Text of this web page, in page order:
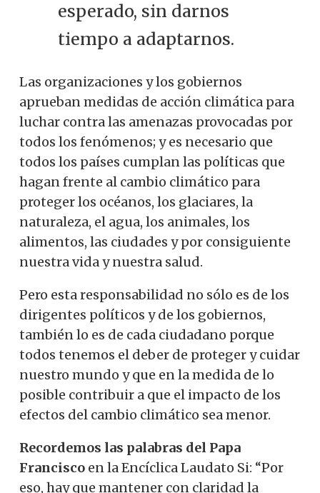
esperado, sin darnos
tiempo a adaptarnos.
Las organizaciones y los gobiernos
aprueban medidas de acción climática para
luchar contra las amenazas provocadas por
todos los fenómenos; y es necesario que
todos los países cumplan las políticas que
hagan frente al cambio climático para
proteger los océanos, los glaciares, la
naturaleza, el agua, los animales, los
alimentos, las ciudades y por consiguiente
nuestra vida y nuestra salud.
Pero esta responsabilidad no sólo es de los
dirigentes políticos y de los gobiernos,
también lo es de cada ciudadano porque
todos tenemos el deber de proteger y cuidar
nuestro mundo y que en la medida de lo
posible contribuir a que el impacto de los
efectos del cambio climático sea menor.
Recordemos las palabras del Papa
Francisco en la Encíclica Laudato Si: “Por
eso, hay que mantener con claridad la